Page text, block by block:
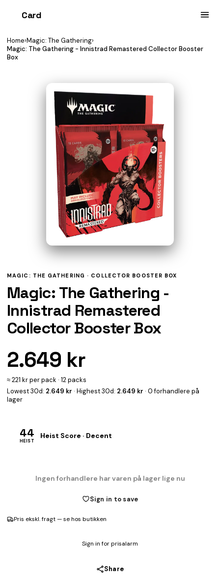
Card
Home›Magic: The Gathering›
Magic: The Gathering - Innistrad Remastered Collector Booster
Box
MAGIC: THE GATHERING · COLLECTOR BOOSTER BOX
Magic: The Gathering -
Innistrad Remastered
Collector Booster Box
2.649 kr
≈ 221 kr per pack · 12 packs
Lowest 30d: 2.649 kr · Highest 30d: 2.649 kr · 0 forhandlere på
lager
44
HEIST
Heist Score · Decent
Ingen forhandlere har varen på lager lige nu
Sign in to save
Pris ekskl. fragt — se hos butikken
Sign in for prisalarm
Share